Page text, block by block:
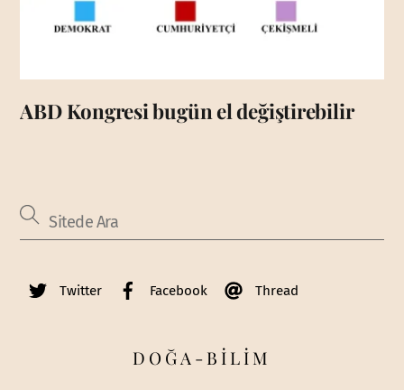
ABD Kongresi bugün el değiştirebilir
Twitter Facebook Thread
DOĞA-BİLİM